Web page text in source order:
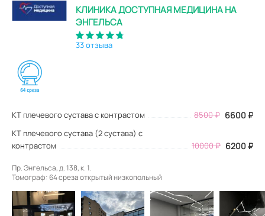
КЛИНИКА ДОСТУПНАЯ МЕДИЦИНА НА
ЭНГЕЛЬСА
33 отзыва
КТ плечевого сустава с контрастом 8500₽ 6600 ₽
КТ плечевого сустава (2 сустава) с
контрастом
10000 ₽ 6200 ₽
Пр. Энгельса, д. 138, к. 1.
Томограф: 64 среза открытый низкопольный